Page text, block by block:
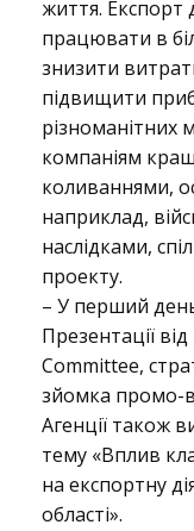
а
є
м
о
н
життя. Експорт
працювати в
знизити
підвищити
різноманітних
компаніям
коливаннями,
наприклад,
наслідками,
проекту.
– У перший
Презентації
Committee,
зйомка промо-
Агенції також
тему «Вплив
на експортну
області».